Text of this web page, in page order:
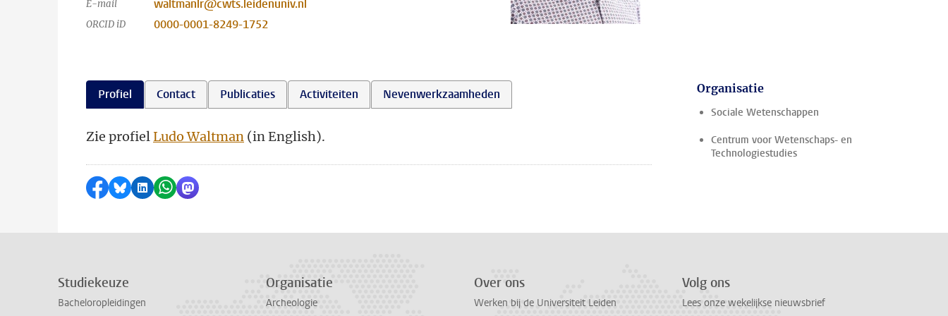
E-mail waltmanlr@cwts.leidenuniv.nl
ORCID iD 0000-0001-8249-1752
Profiel Contact Publicaties Activiteiten Nevenwerkzaamheden
Zie profielLudo Waltman (in English).
Delen op Facebook
Delen via Bluesky
Delen op LinkedIn
Delen via WhatsApp
Delen via Mastodon
Organisatie
Sociale Wetenschappen
Centrum voor Wetenschaps- en
Technologiestudies
Studiekeuze
Bacheloropleidingen
Organisatie
Archeologie
Over ons
Werken bij de Universiteit Leiden
Volg ons
Lees onze wekelijkse nieuwsbrief